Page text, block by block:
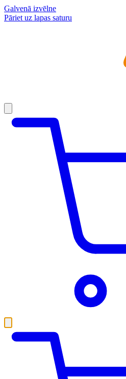
Galvenā izvēlne
Pāriet uz lapas saturu